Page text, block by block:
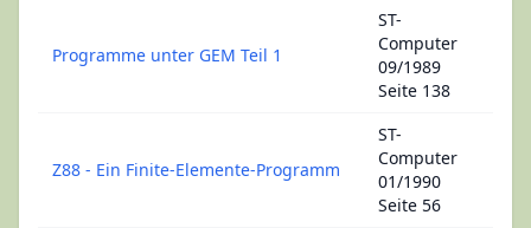
Programme unter GEM Teil 1
ST-
Computer
09/1989
Seite 138
Z88 - Ein Finite-Elemente-Programm
ST-
Computer
01/1990
Seite 56